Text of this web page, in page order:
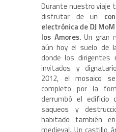
Durante nuestro viaje
disfrutar de un
electrónica de DJ MoM
los Amores. Un gran
aún hoy el suelo de
donde los dirigentes
invitados y
2012, el mosaico
completo por la
derrumbó el edificio
saqueos y
habitado también